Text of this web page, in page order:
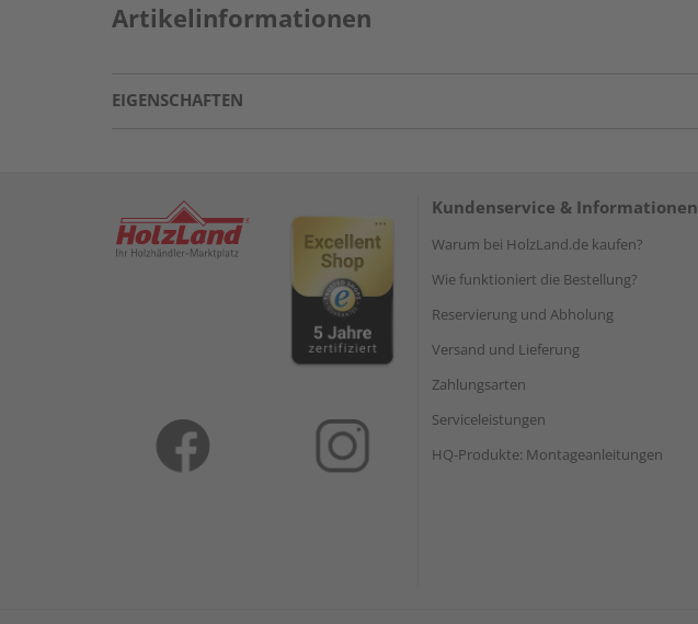
Artikelinformationen
EIGENSCHAFTEN
Kundenservice & Informationen
Warum bei HolzLand.de kaufen?
Wie funktioniert die Bestellung?
Reservierung und Abholung
Versand und Lieferung
Zahlungsarten
Serviceleistungen
HQ-Produkte: Montageanleitungen